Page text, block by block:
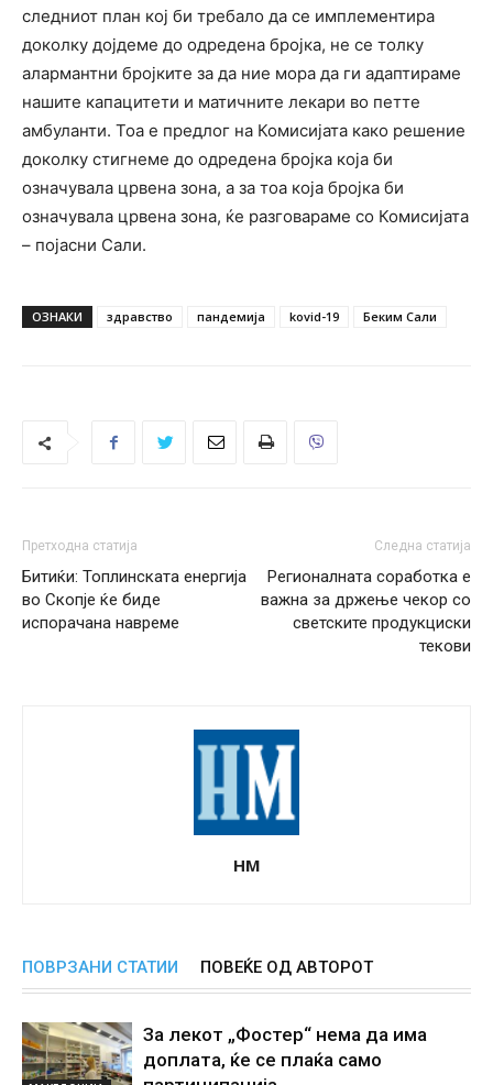
следниот план кој би требало да се имплементира
доколку дојдеме до одредена бројка, не се толку
алармантни бројките за да ние мора да ги адаптираме
нашите капацитети и матичните лекари во петте
амбуланти. Тоа е предлог на Комисијата како решение
доколку стигнеме до одредена бројка која би
означувала црвена зона, а за тоа која бројка би
означувала црвена зона, ќе разговараме со Комисијата
– појасни Сали.
ОЗНАКИ здравство пандемија kovid-19 Беким Сали
Претходна статија
Битиќи: Топлинската енергија
во Скопје ќе биде
испорачана навреме
Следна статија
Регионалната соработка е
важна за држење чекор со
светските продукциски
текови
НМ
ПОВРЗАНИ СТАТИИ ПОВЕЌЕ ОД АВТОРОТ
За лекот „Фостер“ нема да има
доплата, ќе се плаќа само